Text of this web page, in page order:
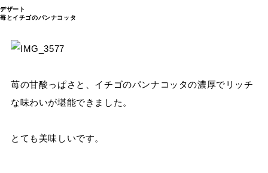
デザート
苺とイチゴのパンナコッタ
苺の甘酸っぱさと、イチゴのパンナコッタの濃厚でリッチ
な味わいが堪能できました。
とても美味しいです。